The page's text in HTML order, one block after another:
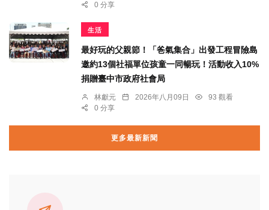
0 分享
生活
最好玩的父親節！「爸氣集合」出發工程冒險島
邀約13個社福單位孩童一同暢玩！活動收入10%
捐贈臺中市政府社會局
林獻元 2026年八月09日
93 觀看
0 分享
更多最新新聞